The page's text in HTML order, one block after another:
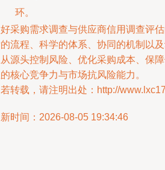
环。
采购需求调查与供应商信用调查评
流程、科学的体系、协同的机制以
源头控制风险、优化采购成本、保
核心竞争力与市场抗风险能力。
转载，请注明出处：http://
时间：2026-08-05 19:34:46